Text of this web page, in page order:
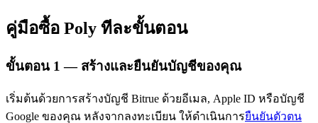
เรียนรู้ Staking
Bitrue AI
คู่มือซื้อ Poly ทีละขั้นตอน
ขั้นตอน 1 — สร้างและยืนยันบัญชีของคุณ
เริ่มต้นด้วยการสร้างบัญชี Bitrue ด้วยอีเมล, Apple ID หรือบัญชี
Google ของคุณ หลังจากลงทะเบียน ให้ดำเนินการยืนยันตัวตน